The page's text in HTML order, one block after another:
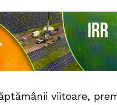
viitoare,